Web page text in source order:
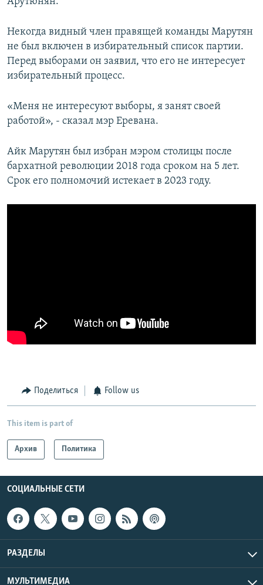
Некогда видный член правящей команды Марутян
не был включен в избирательный список партии.
Перед выборами он заявил, что его не интересует
избирательный процесс.
«Меня не интересуют выборы, я занят своей
работой», - сказал мэр Еревана.
Айк Марутян был избран мэром столицы после
бархатной революции 2018 года сроком на 5 лет.
Срок его полномочий истекает в 2023 году.
Поделиться Follow us
This item is part of
Архив Политика
СОЦИАЛЬНЫЕ СЕТИ
РАЗДЕЛЫ
МУЛЬТИМЕДИА